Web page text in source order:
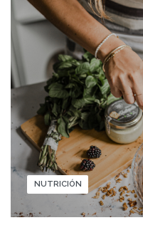
NUTRICIÓN